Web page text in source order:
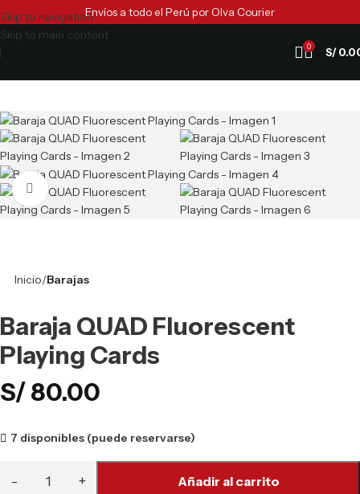
Skip to navigation
Skip to main content
Envíos a todo el Perú por Olva Courier
0 S/
Clic para ampliar
Inicio Barajas
Baraja QUAD Fluorescent
Playing Cards
S/80.00
7 disponibles (puede reservarse)
Añadir al carrito